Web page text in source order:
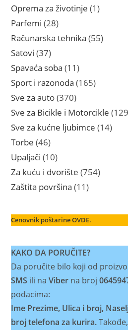
Oprema za životinje 11
Parfemi 2828
proizvoda
Računarska tehnika 5555
Satovi 3737
proizvoda
Spavaća soba 1111
proizvoda
Sport i razonoda 165165
Sve za auto 370370
proizvoda
Sve za Bicikle i Motorcikle
Sve za kućne ljubimce 1414
Torbe 4646
proizvoda
Upaljači 1010
proizvoda
Za kuću i dvorište 754754
Zaštita površina 1111
Cenovnik poštarine OVDE.
KAKO DA PORUČITE?
Da poručite bilo koji od
SMS ili naViber na broj
podacima:
Ime Prezime, Ulica i broj,
broj telefona za kurira.